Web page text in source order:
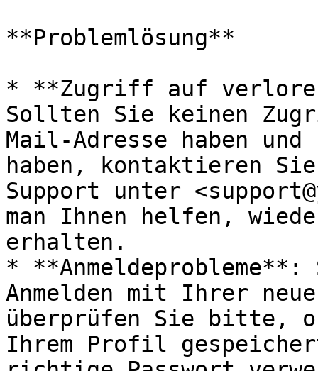
**Problemlösung**
* **Zugriff auf
Sollten Sie keinen
Mail-Adresse haben
haben, kontaktieren
Support unter
man Ihnen helfen,
erhalten.
*
Anmelden mit Ihrer
überprüfen Sie bitte,
Ihrem Profil